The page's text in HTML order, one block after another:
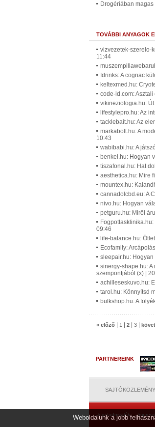
Drogériában
TOVÁBBI ANYAGOK
vizvezetek-szerelo-
11:44
Idrinks: A cognac
keltexmed.hu:
code-id.com:
vikineziologia.hu:
lifestylepro.hu: Az
tacklebait.hu: Az
markabolt.hu: A
10:43
wabibabi.hu: A
benkel.hu: Hogyan
tiszafonal.hu: Hat
aesthetica.hu: Mire
mountex.hu:
cannadolcbd.eu: A
nivo.hu: Hogyan
petguru.hu: Miről
09:46
life-balance.hu:
Ecofamily:
sleepair.hu:
sinergy-shape.hu:
szempontjából (x) |
achilleseskuvo.hu:
tarol.hu: Könnyítsd
bulkshop.hu: A
« előző 1 2 3
PARTNEREINK
Jogi tudnivalók
Weboldalunk a jobb